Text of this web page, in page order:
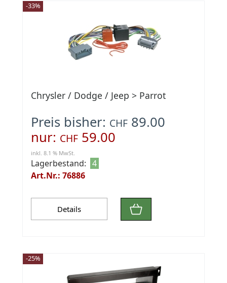
-33%
Chrysler / Dodge / Jeep > Parrot
Preis bisher: CHF 89.00
nur: CHF 59.00
inkl. 8.1 % MwSt.
Lagerbestand: 4
Art.Nr.: 76886
Details
-25%